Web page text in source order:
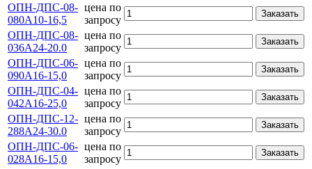
ОПН-ДПС-08-
080А10-16,5
цена по
запросу
Заказать
ОПН-ДПС-08-
036А24-20.0
цена по
запросу
Заказать
ОПН-ДПС-06-
090А16-15,0
цена по
запросу
Заказать
ОПН-ДПС-04-
042А16-25,0
цена по
запросу
Заказать
ОПН-ДПС-12-
288А24-30.0
цена по
запросу
Заказать
ОПН-ДПС-06-
028А16-15,0
цена по
запросу
Заказать